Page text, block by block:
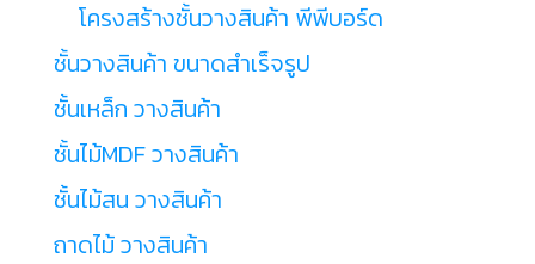
โครงสร้างชั้นวางสินค้า พีพีบอร์ด
ชั้นวางสินค้า ขนาดสำเร็จรูป
ชั้นเหล็ก วางสินค้า
ชั้นไม้MDF วางสินค้า
ชั้นไม้สน วางสินค้า
ถาดไม้ วางสินค้า